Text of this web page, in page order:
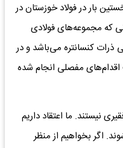
بار در فولاد خوزستان در
که مجموعه‌های فولادی
ذرات کنسانتره می‌باشد و در
مفصلی انجام شده
نیستند. ما اعتقاد داریم
اگر بخواهیم از منظر